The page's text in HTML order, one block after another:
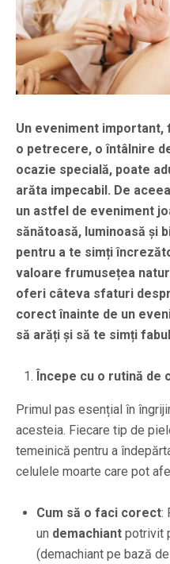
Un eveniment important,
o petrecere, o întâlnire
ocazie specială, poate
arăta impecabil. De
un astfel de eveniment
sănătoasă, luminoasă și
pentru a te simți
valoare frumusețea
oferi câteva sfaturi
corect înainte de un
să arăți și să te simți
Începe cu o rutină de
Primul pas esențial în
acesteia. Fiecare tip de
temeinică pentru a
celulele moarte care pot
Cum să o faci corect:
un demachiant potrivit
(demachiant pe bază